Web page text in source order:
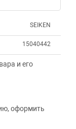
SEIKEN
15040442
и его
оформить